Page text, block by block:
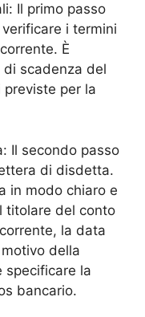
Il primo passo
i termini
È
scadenza del
per la
Il secondo passo
di disdetta.
in modo chiaro e
titolare del conto
la data
della
specificare la
bancario.